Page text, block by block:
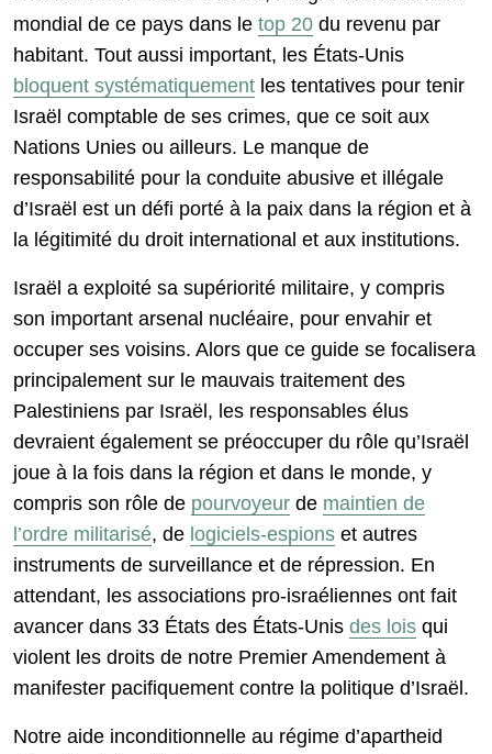
mondial de ce pays dans le top 20 du revenu par
habitant. Tout aussi important, les États-Unis
bloquent systématiquement les tentatives pour tenir
Israël comptable de ses crimes, que ce soit aux
Nations Unies ou ailleurs. Le manque de
responsabilité pour la conduite abusive et illégale
d’Israël est un défi porté à la paix dans la région et à
la légitimité du droit international et aux institutions.
Israël a exploité sa supériorité militaire, y compris
son important arsenal nucléaire, pour envahir et
occuper ses voisins. Alors que ce guide se focalisera
principalement sur le mauvais traitement des
Palestiniens par Israël, les responsables élus
devraient également se préoccuper du rôle qu’Israël
joue à la fois dans la région et dans le monde, y
compris son rôle de pourvoyeur de maintien de
l’ordre militarisé, de logiciels-espions et autres
instruments de surveillance et de répression. En
attendant, les associations pro-israéliennes ont fait
avancer dans 33 États des États-Unis des lois qui
violent les droits de notre Premier Amendement à
manifester pacifiquement contre la politique d’Israël.
Notre aide inconditionnelle au régime d’apartheid